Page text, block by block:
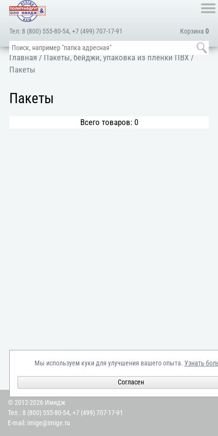
Корзина 0
Тел: 8 (800) 555-80-54,+7 (499) 707-17-91
Главная / Пакеты, бейджи, упаковка из пленки ПВХ /
Пакеты
Пакеты
Всего товаров: 0
Мы используем куки для улучшения вашего опыта. Узнать
Согласен
© 2012-2026 Имидж
Тел.: 8 (800) 555-80-54, +7 (499) 707-17-91
E-mail: imige@imige.ru